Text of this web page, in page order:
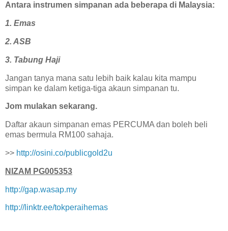
Antara instrumen simpanan ada beberapa di Malaysia:
1. Emas
2. ASB
3. Tabung Haji
Jangan tanya mana satu lebih baik kalau kita mampu
simpan ke dalam ketiga-tiga akaun simpanan tu.
Jom mulakan sekarang.
Daftar akaun simpanan emas PERCUMA dan boleh beli
emas bermula RM100 sahaja.
>> http://osini.co/publicgold2u
NIZAM PG005353
http://gap.wasap.my
http://linktr.ee/tokperaihemas